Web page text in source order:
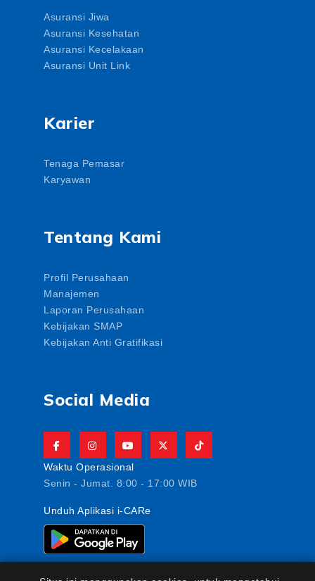
Asuransi Jiwa
Asuransi Kesehatan
Asuransi Kecelakaan
Asuransi Unit Link
Karier
Tenaga Pemasar
Karyawan
Tentang Kami
Profil Perusahaan
Manajemen
Laporan Perusahaan
Kebijakan SMAP
Kebijakan Anti Gratifikasi
Social Media
Waktu Operasional
Senin - Jumat. 8:00 - 17:00 WIB
Unduh Aplikasi i-CARe